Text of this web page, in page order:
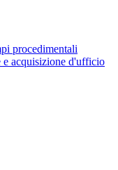
procedimentali
acquisizione d'ufficio